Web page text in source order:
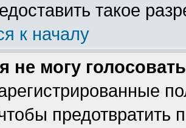
такое
к началу
не могу
предотвратить